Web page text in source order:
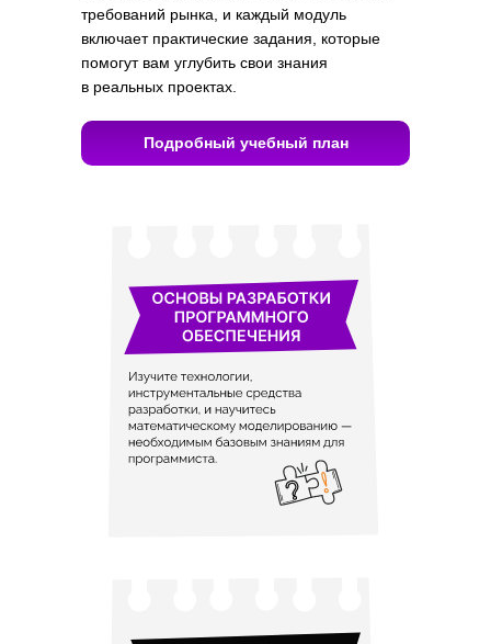
Подробный учебный план
требований рынка, и каждый модуль
включает практические задания, которые
помогут вам углубить свои знания
в реальных проектах.